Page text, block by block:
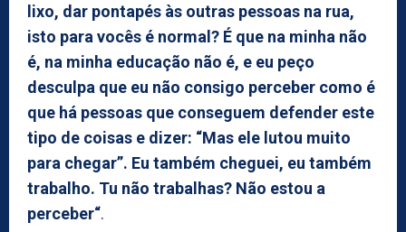
lixo, dar pontapés às outras pessoas na rua,
isto para vocês é normal? É que na minha não
é, na minha educação não é, e eu peço
desculpa que eu não consigo perceber como é
que há pessoas que conseguem defender este
tipo de coisas e dizer: “Mas ele lutou muito
para chegar”. Eu também cheguei, eu também
trabalho. Tu não trabalhas? Não estou a
perceber“.